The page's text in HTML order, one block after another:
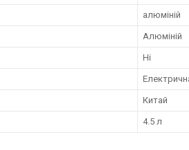
алюміній
Алюміній
Ні
Китай
4.5 л